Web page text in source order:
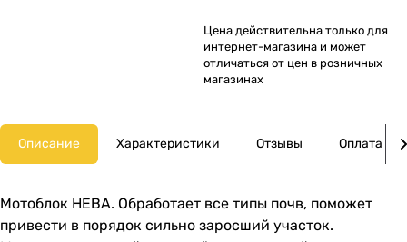
Цена действительна только для
интернет-магазина и может
отличаться от цен в розничных
магазинах
Описание Характеристики Отзывы Оплата
Мотоблок НЕВА. Обработает все типы почв, поможет
привести в порядок сильно заросший участок.